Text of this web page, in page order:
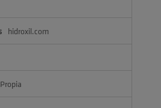
hidroxil.com
Propia